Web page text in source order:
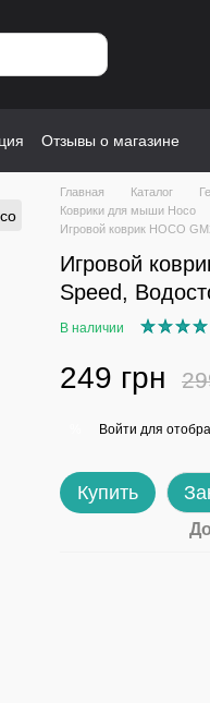
Отзывы о магазине
Главная Каталог
Коврики для мыши Hoco
Игровой коврик HOCO
Игровой
Speed,
В наличии
249 грн
Войти для
Купить